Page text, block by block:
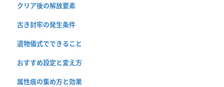
クリア後の解放要素
古き封牢の発生条件
遺物儀式でできること
おすすめ設定と変え方
属性痕の集め方と効果